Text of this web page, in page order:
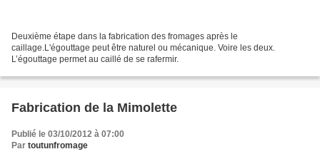
Deuxième étape dans la fabrication des fromages après le
caillage.L'égouttage peut être naturel ou mécanique. Voire les deux.
L’égouttage permet au caillé de se rafermir.
Fabrication de la Mimolette
Publié le 03/10/2012 à 07:00
Par toutunfromage